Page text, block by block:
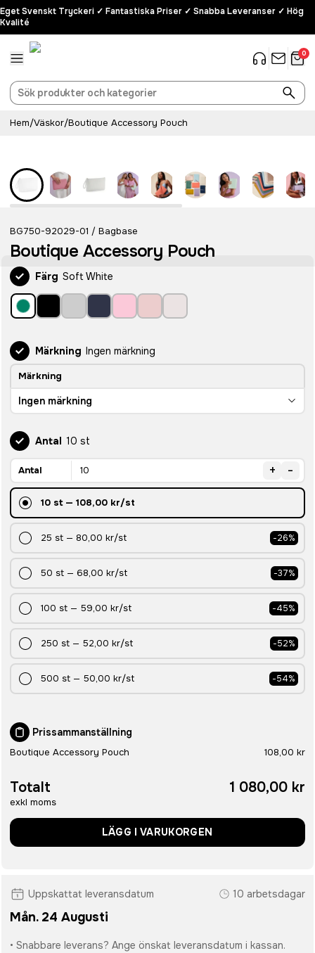
Eget Svenskt Tryckeri ✓ Fantastiska Priser ✓ Snabba Leveranser ✓ Hög
Kvalité
0
Hem/Väskor/Boutique Accessory Pouch
BG750-92029-01 / Bagbase
Boutique Accessory Pouch
Färg Soft White
Märkning Ingen märkning
Märkning
Ingen märkning
Antal 10 st
Antal + -
10 st— 108,00 kr/st
25 st — 80,00 kr/st -26%
50 st — 68,00 kr/st -37%
100 st — 59,00 kr/st -45%
250 st — 52,00 kr/st -52%
500 st — 50,00 kr/st -54%
Prissammanställning
Boutique Accessory Pouch 108,00 kr
Totalt
exkl moms
1 080,00 kr
LÄGG I VARUKORGEN
Uppskattat leveransdatum 10 arbetsdagar
Mån. 24 Augusti
• Snabbare leverans? Ange önskat leveransdatum i kassan.